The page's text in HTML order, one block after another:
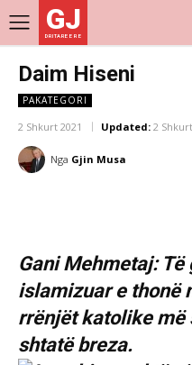
GJ
DRITARE E RE
Daim Hiseni
PAKATEGORI
2 Shkurt 2021 Updated: 2
Nga Gjin Musa
Gani Mehmetaj:
islamizuar e thonë
rrënjët katolike më
shtatë breza.